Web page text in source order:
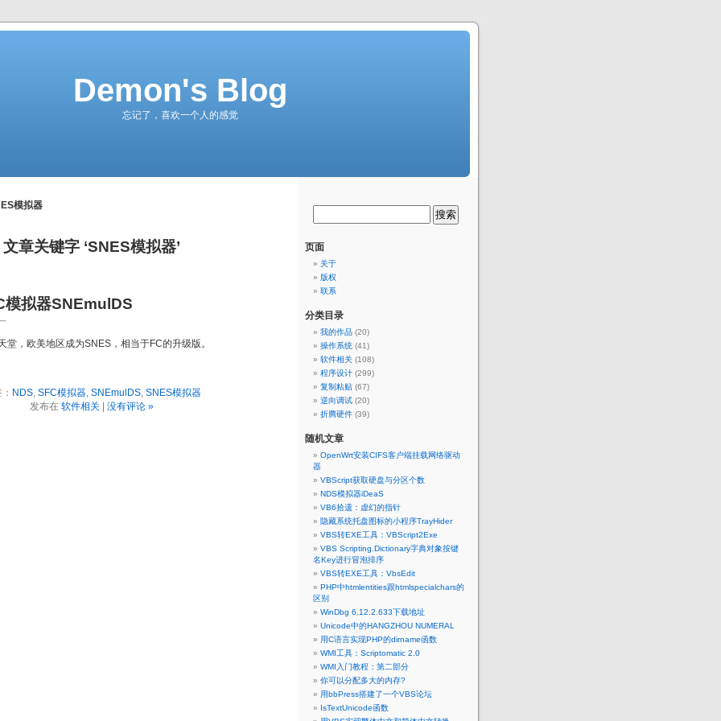
Demon's Blog
忘记了，喜欢一个人的感觉
模拟器
文章关键字 ‘SNES模拟器’
模拟器SNEmulDS
堂，欧美地区成为SNES，相当于FC的升级版。
NDS, SFC模拟器, SNEmulDS, SNES模拟器
发布在 软件相关 没有评论 »
页面
关于
版权
联系
分类目录
我的作品 (20)
操作系统 (41)
软件相关 (108)
程序设计 (299)
复制粘贴 (67)
逆向调试 (20)
折腾硬件 (39)
随机文章
OpenWrt安装CIFS客户端挂载网络驱动
器
VBScript获取硬盘与分区个数
NDS模拟器iDeaS
VB6拾遗：虚幻的指针
隐藏系统托盘图标的小程序TrayHider
VBS转EXE工具：VBScript2Exe
VBS Scripting.Dictionary字典对象按键
名Key进行冒泡排序
VBS转EXE工具：VbsEdit
PHP中htmlentities跟htmlspecialchars的
区别
WinDbg 6.12.2.633下载地址
Unicode中的HANGZHOU NUMERAL
用C语言实现PHP的dirname函数
WMI工具：Scriptomatic 2.0
WMI入门教程：第二部分
你可以分配多大的内存?
用bbPress搭建了一个VBS论坛
IsTextUnicode函数